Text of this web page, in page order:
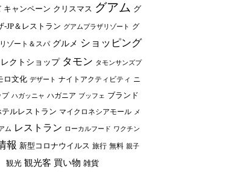
キャンペーン クリスマス グアム グ
-JP＆レストラン グアムプラザリゾート グ
ゾート＆スパ グルメ ショッピング
クトショップ タモン タモンサンズプ
ロ文化 デザート ナイトアクティビティ ニ
プ ハガッニャ ハガニア ブッフェ ブランド
テルレストラン マイクロネシアモール メ
ム レストラン ローカルフード ワクチン
報 新型コロナウイルス 旅行 無料 親子
観光 観光客 買い物 雑貨